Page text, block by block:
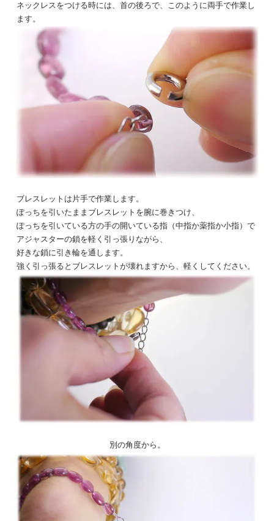
ネックレスをつける時には、首の後ろで、このように両手で作業し
ます。
ブレスレットは片手で作業します。
ぽっちを引いたままブレスレットを腕に巻きつけ、
ぽっちを引いている方の手の開いている指（中指か薬指か小指）で
アジャスターの鎖を軽く引っ張りながら、
好きな鎖に引き輪を通します。
強く引っ張るとブレスレットが壊れますから、軽くしてください。
別の角度から。